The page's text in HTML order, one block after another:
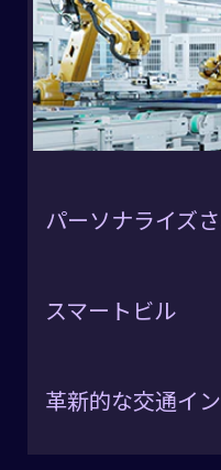
パーソナライズ
ことで、おすすめを
らゆるデバイスで一
在庫分析をリアルタ
スマートビル
などの高度なテクノ
革新的な交通イ